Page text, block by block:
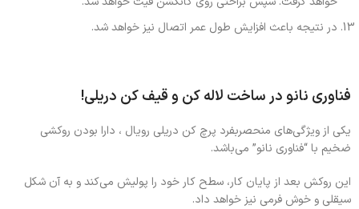
در نتیجه باعث افزایش طول عمر اتصال نیز خواهد شد.
فناوری نانو در ساخت لاله کن و قیف کن دریلی!
یکی از ویژگی‌های منحصربفرد پرچ کن دریلی رویال ، دارا بودن روکشی
ضخیم با “فناوری نانو” می‌باشد.
این روکش بعد از پایان کار، سطح کار خود را پولیش می‌کند و به آن شکل
سیقلی و خوش فرمی نیز خواهد داد.